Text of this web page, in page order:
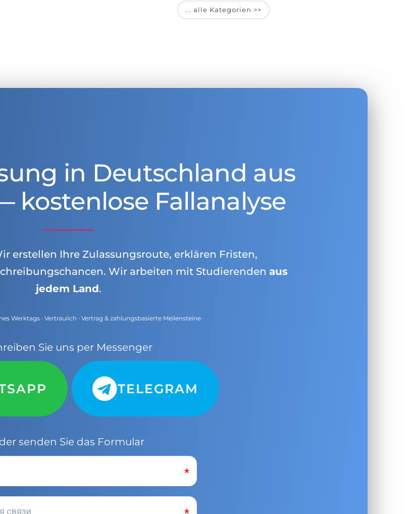
... alle Kategorien >>
in Deutschland aus
kostenlose Fallanalyse
erstellen Ihre Zulassungsroute, erklären Fristen,
Wir arbeiten mit Studierendenaus
jedem Land.
Werktags · Vertraulich · Vertrag & zahlungsbasierte Meilensteine
Sie uns per Messenger
TELEGRAM
senden Sie das Formular